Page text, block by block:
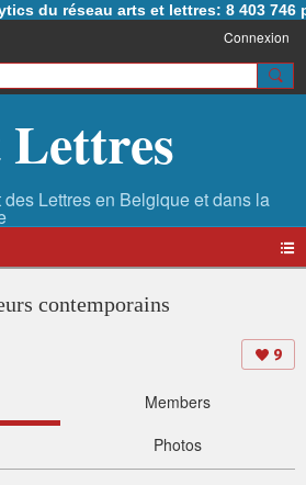
du réseau arts et lettres: 8 403 746
Connexion
contemporains
9
Members
Photos